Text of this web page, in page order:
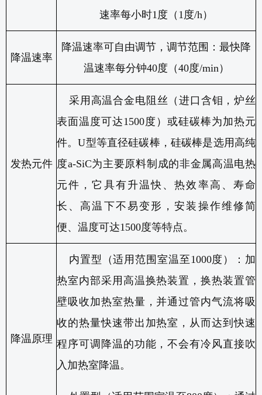
速率每小时1度（ 1度/h）
降温速率
降温速率可自由调节，调节范围：最快降
温速率每分钟40度（40度/min）
发热元件
采用高温合金电阻丝（进口含钼，炉丝
表面温度可达1500度）或硅碳棒为加热元
件。U型等直径硅碳棒，硅碳棒是选用高纯
度a-SiC为主要原料制成的非金属高温电热
元件，它具有升温快、热效率高、寿命
长、高温下不易变形，安装操作维修简
便、温度可达1500度等特点。
降温原理
内置型（适用范围室温至1000度）：加
热室内部采用高温换热装置，换热装置管
壁吸收加热室热量，并通过管内气流将吸
收的热量快速带出加热室，从而达到快速
程序可调降温的功能，不会有冷风直接吹
入加热室降温。